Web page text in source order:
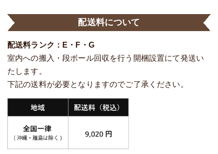
配送料について
配送料ランク：E・F・G
室内への搬入・段ボール回収を行う開梱設置にて発送い
たします。
下記の送料が必要となりますのでご了承ください。